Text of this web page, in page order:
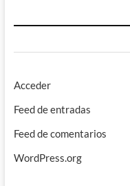
Acceder
Feed de entradas
Feed de comentarios
WordPress.org